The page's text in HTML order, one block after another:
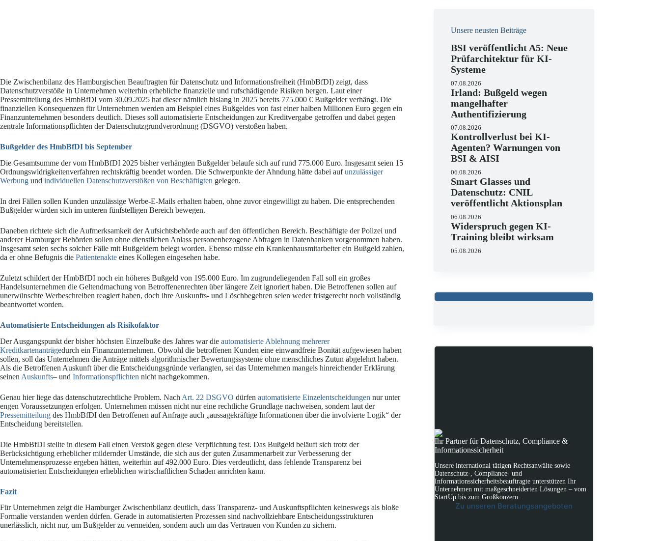
Die Zwischenbilanz des Hamburgischen Beauftragten für Datenschutz und Informationsfreiheit (HmbBfDI) zeigt, dass
Datenschutzverstöße in Unternehmen weiterhin erhebliche finanzielle und rufschädigende Risiken bergen. Laut einer
Pressemitteilung des HmbBfDI vom 30.09.2025 hat dieser nämlich bislang in 2025 bereits 775.000 € Bußgelder verhängt. Die
finanziellen Konsequenzen für Unternehmen werden am Beispiel eines Bußgeldes von fast einer halben Millionen Euro gegen ein
Finanzunternehmen besonders deutlich. Dieses soll automatisierte Entscheidungen zur Kreditvergabe getroffen und dabei gegen
zentrale Informationspflichten der Datenschutzgrundverordnung (DSGVO) verstoßen haben.
Bußgelder des HmbBfDI bis September
Die Gesamtsumme der vom HmbBfDI 2025 bisher verhängten Bußgelder belaufe sich auf rund 775.000 Euro. Insgesamt seien 15
Ordnungswidrigkeitenverfahren rechtskräftig beendet worden. Die Schwerpunkte der Ahndung hätte dabei aufunzulässiger
Werbung und individuellen Datenschutzverstößen von Beschäftigten gelegen.
In drei Fällen sollen Kunden unzulässige Werbe-E-Mails erhalten haben, ohne zuvor eingewilligt zu haben. Die entsprechenden
Bußgelder würden sich im unteren fünfstelligen Bereich bewegen.
Daneben richtete sich die Aufmerksamkeit der Aufsichtsbehörde auch auf den öffentlichen Bereich. Beschäftigte der Polizei und
anderer Hamburger Behörden sollen ohne dienstlichen Anlass personenbezogene Abfragen in Datenbanken vorgenommen haben.
Insgesamt seien sechs solcher Fälle mit Bußgeldern belegt worden. Ebenso müsse ein Krankenhausmitarbeiter ein Bußgeld zahlen,
da er ohne Befugnis die Patientenakte eines Kollegen eingesehen habe.
Zuletzt schildert der HmbBfDI noch ein höheres Bußgeld von 195.000 Euro. Im zugrundeliegenden Fall soll ein großes
Handelsunternehmen die Geltendmachung von Betroffenenrechten über längere Zeit ignoriert haben. Die Betroffenen sollen auf
unerwünschte Werbeschreiben reagiert haben, doch ihre Auskunfts- und Löschbegehren seien weder fristgerecht noch vollständig
beantwortet worden.
Automatisierte Entscheidungen als Risikofaktor
Der Ausgangspunkt der bisher höchsten Einzelbuße des Jahres war die automatisierte Ablehnung mehrerer
Kreditkartenanträgedurch ein Finanzunternehmen. Obwohl die betroffenen Kunden eine einwandfreie Bonität aufgewiesen haben
sollen, soll das Unternehmen die Anträge mittels algorithmischer Bewertungssysteme ohne menschliches Zutun abgelehnt haben.
Als die Betroffenen Auskunft über die Entscheidungsgründe verlangten, sei das Unternehmen mangels hinreichender Erklärung
seinen Auskunfts– und Informationspflichten nicht nachgekommen.
Genau hier liege das datenschutzrechtliche Problem. Nach Art. 22 DSGVO dürfen automatisierte Einzelentscheidungen nur unter
engen Voraussetzungen erfolgen. Unternehmen müssen nicht nur eine rechtliche Grundlage nachweisen, sondern laut der
Pressemitteilung des HmbBfDI den Betroffenen auf Anfrage auch „aussagekräftige Informationen über die involvierte Logik“ der
Entscheidung bereitstellen.
Die HmbBfDI stellte in diesem Fall einen Verstoß gegen diese Verpflichtung fest. Das Bußgeld beläuft sich trotz der
Berücksichtigung erheblicher mildernder Umstände, die sich aus der guten Zusammenarbeit zur Verbesserung der
Unternehmensprozesse ergeben hätten, weiterhin auf 492.000 Euro. Dies verdeutlicht, dass fehlende Transparenz bei
automatisierten Entscheidungen erheblichen wirtschaftlichen Schaden anrichten kann.
Fazit
Für Unternehmen zeigt die Hamburger Zwischenbilanz deutlich, dass Transparenz- und Auskunftspflichten keineswegs als bloße
Formalie verstanden werden dürfen. Gerade in automatisierten Prozessen sind nachvollziehbare Entscheidungsstrukturen
unerlässlich, nicht nur, um Bußgelder zu vermeiden, sondern auch um das Vertrauen von Kunden zu sichern.
Unsere neusten Beiträge
BSI veröffentlicht A5: Neue
Prüfarchitektur für KI-
Systeme
07.08.2026
Irland: Bußgeld wegen
mangelhafter
Authentifizierung
07.08.2026
Kontrollverlust bei KI-
Agenten? Warnungen von
BSI & AISI
06.08.2026
Smart Glasses und
Datenschutz: CNIL
veröffentlicht Aktionsplan
06.08.2026
Widerspruch gegen KI-
Training bleibt wirksam
05.08.2026
Ihr Partner für Datenschutz, Compliance &
Informationssicherheit
Unsere international tätigen Rechtsanwälte sowie
Datenschutz-, Compliance- und
Informationssicherheitsbeauftragte unterstützen Ihr
Unternehmen mit maßgeschneiderten Lösungen – vom
StartUp bis zum Großkonzern.
Zu unseren Beratungsangeboten